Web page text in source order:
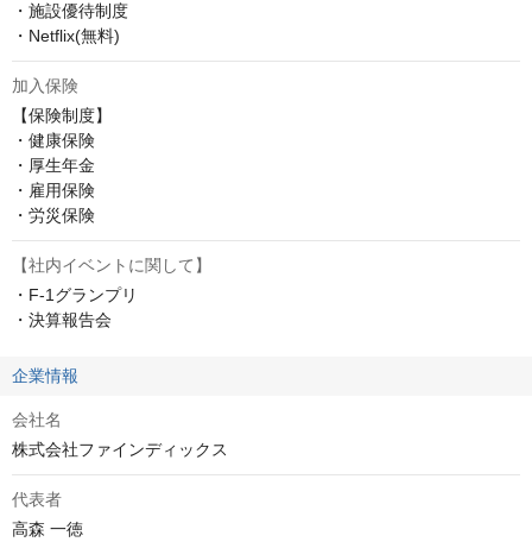
・施設優待制度
・Netflix(無料)
加入保険
【保険制度】
・健康保険
・厚生年金
・雇用保険
・労災保険
【社内イベントに関して】
・F-1グランプリ
・決算報告会
企業情報
会社名
株式会社ファインディックス
代表者
高森 一徳